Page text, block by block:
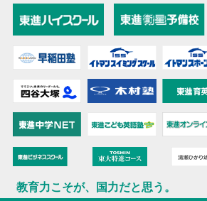
教育力こそが、国力だと思う。